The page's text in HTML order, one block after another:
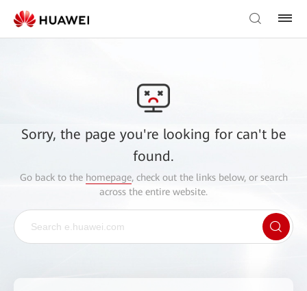
Sorry, the page you're looking for can't be
found.
Go back to the homepage, check out the links below, or search
across the entire website.